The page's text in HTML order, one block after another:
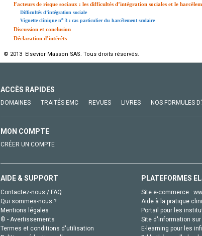
Facteurs de risque sociaux : les difficultés d’intégration sociales et le
Difficultés d’intégration sociale
Vignette clinique no 3 : cas particulier du harcèlement scolaire
Discussion et conclusion
Déclaration d’intérêts
© 2013 Elsevier Masson SAS. Tous droits réservés.
ACCÈS RAPIDES
DOMAINES TRAITÉS EMC REVUES LIVRES NOS FORMULES
MON COMPTE
CRÉER UN COMPTE
AIDE & SUPPORT
Contactez-nous / FAQ
Qui sommes-nous ?
Mentions légales
© - Avertissements
Termes et conditions d'utilisation
PLATEFORMES
Site e-commerce :
Aide à la pratique
Portail pour les
Site d'information sur
E-learning pour les